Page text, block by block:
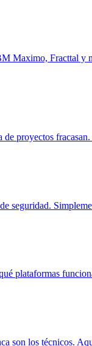
Fracttal y
proyectos
seguridad.
plataformas
son los técnicos.